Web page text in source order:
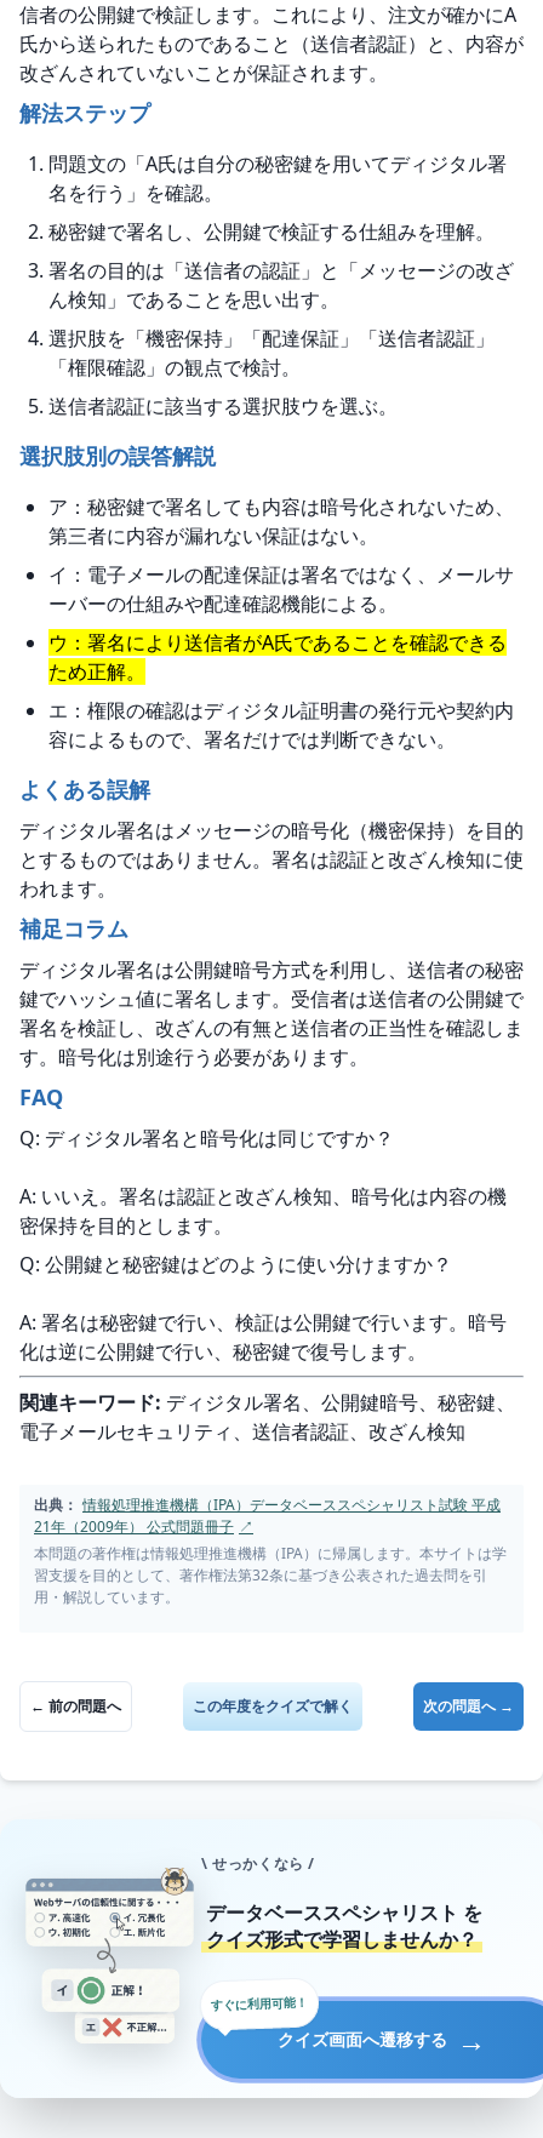
信者の公開鍵で検証します。これにより、注文が確かにA
氏から送られたものであること（送信者認証）と、内容が
改ざんされていないことが保証されます。
解法ステップ
問題文の「A氏は自分の秘密鍵を用いてディジタル署
名を行う」を確認。
秘密鍵で署名し、公開鍵で検証する仕組みを理解。
署名の目的は「送信者の認証」と「メッセージの改ざ
ん検知」であることを思い出す。
選択肢を「機密保持」「配達保証」「送信者認証」
「権限確認」の観点で検討。
送信者認証に該当する選択肢ウを選ぶ。
選択肢別の誤答解説
ア：秘密鍵で署名しても内容は暗号化されないため、
第三者に内容が漏れない保証はない。
イ：電子メールの配達保証は署名ではなく、メールサ
ーバーの仕組みや配達確認機能による。
ウ：署名により送信者がA氏であることを確認できる
ため正解。
エ：権限の確認はディジタル証明書の発行元や契約内
容によるもので、署名だけでは判断できない。
よくある誤解
ディジタル署名はメッセージの暗号化（機密保持）を目的
とするものではありません。署名は認証と改ざん検知に使
われます。
補足コラム
ディジタル署名は公開鍵暗号方式を利用し、送信者の秘密
鍵でハッシュ値に署名します。受信者は送信者の公開鍵で
署名を検証し、改ざんの有無と送信者の正当性を確認しま
す。暗号化は別途行う必要があります。
FAQ
Q: ディジタル署名と暗号化は同じですか？
A: いいえ。署名は認証と改ざん検知、暗号化は内容の機
密保持を目的とします。
Q: 公開鍵と秘密鍵はどのように使い分けますか？
A: 署名は秘密鍵で行い、検証は公開鍵で行います。暗号
化は逆に公開鍵で行い、秘密鍵で復号します。
関連キーワード: ディジタル署名、公開鍵暗号、秘密鍵、
電子メールセキュリティ、送信者認証、改ざん検知
出典： 情報処理推進機構（IPA）データベーススペシャリスト試験 平成
21年（2009年） 公式問題冊子 ↗
本問題の著作権は情報処理推進機構（IPA）に帰属します。本サイトは学
習支援を目的として、著作権法第32条に基づき公表された過去問を引
用・解説しています。
← 前の問題へ この年度をクイズで解く 次の問題へ →
\ せっかくなら /
データベーススペシャリスト を
クイズ形式で学習しませんか？
クイズ画面へ遷移する →
すぐに利用可能！